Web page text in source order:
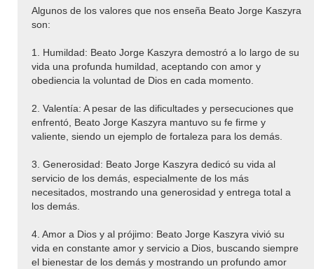
Algunos de los valores que nos enseña Beato Jorge Kaszyra
son:
1. Humildad: Beato Jorge Kaszyra demostró a lo largo de su
vida una profunda humildad, aceptando con amor y
obediencia la voluntad de Dios en cada momento.
2. Valentía: A pesar de las dificultades y persecuciones que
enfrentó, Beato Jorge Kaszyra mantuvo su fe firme y
valiente, siendo un ejemplo de fortaleza para los demás.
3. Generosidad: Beato Jorge Kaszyra dedicó su vida al
servicio de los demás, especialmente de los más
necesitados, mostrando una generosidad y entrega total a
los demás.
4. Amor a Dios y al prójimo: Beato Jorge Kaszyra vivió su
vida en constante amor y servicio a Dios, buscando siempre
el bienestar de los demás y mostrando un profundo amor